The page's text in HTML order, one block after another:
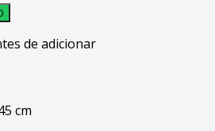
de adicionar
cm